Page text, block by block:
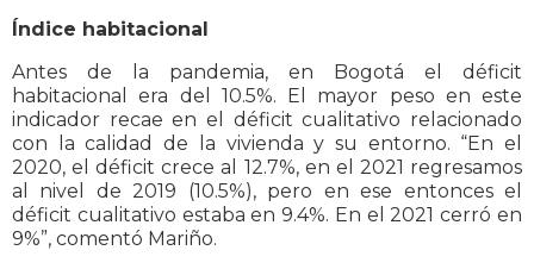
Índice habitacional
Antes de la pandemia, en Bogotá el déficit
habitacional era del 10.5%. El mayor peso en este
indicador recae en el déficit cualitativo relacionado
con la calidad de la vivienda y su entorno. “En el
2020, el déficit crece al 12.7%, en el 2021 regresamos
al nivel de 2019 (10.5%), pero en ese entonces el
déficit cualitativo estaba en 9.4%. En el 2021 cerró en
9%”, comentó Mariño.